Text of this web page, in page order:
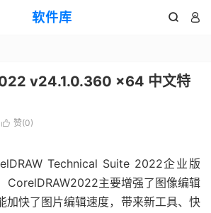
软件库  
v24.1.0.360 x64 中文特
 赞(0)
Technical Suite 2022企业版
CorelDRAW2022主要增强了图像编辑
加快了图片编辑速度，带来新工具、快